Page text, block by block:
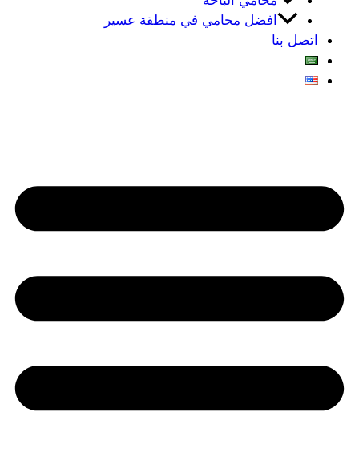
افضل محامي في منطقة عسير
اتصل بنا